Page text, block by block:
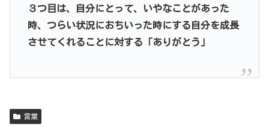
３つ目は、自分にとって、いやなことがあった
時、つらい状況におちいった時にする自分を成長
させてくれることに対する「ありがとう」
言葉